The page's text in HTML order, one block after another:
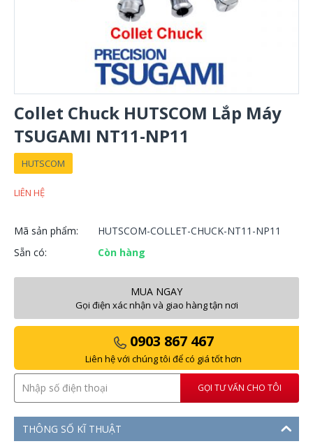
Collet Chuck HUTSCOM Lắp Máy
TSUGAMI NT11-NP11
HUTSCOM
LIÊN HỆ
Mã sản phẩm:
HUTSCOM-COLLET-CHUCK-NT11-NP11
Sẵn có:
Còn hàng
MUA NGAY
Gọi điện xác nhận và giao hàng tận nơi
0903 867 467
Liên hệ với chúng tôi để có giá tốt hơn
GỌI TƯ VẤN CHO TÔI
THÔNG SỐ KĨ THUẬT